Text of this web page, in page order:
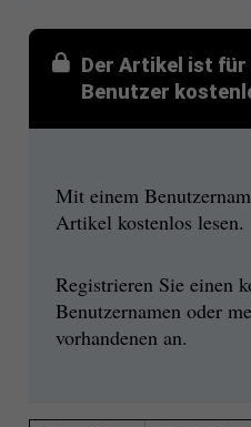
Der Artikel ist
Benutzer
Mit einem
Artikel kostenlos lesen.
Registrieren Sie einen
Benutzernamen oder
vorhandenen an.